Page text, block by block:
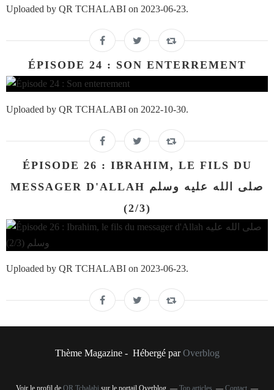
Uploaded by QR TCHALABI on 2023-06-23.
ÉPISODE 24 : SON ENTERREMENT
Uploaded by QR TCHALABI on 2022-10-30.
ÉPISODE 26 : IBRAHIM, LE FILS DU
MESSAGER D'ALLAH صلى الله عليه وسلم
(2/3)
Uploaded by QR TCHALABI on 2023-06-23.
Thème Magazine - Hébergé parOverblog
Voir le profil de QR Tchalabi sur le portail Overblog Top articles Contact